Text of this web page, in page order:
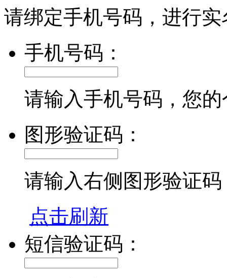
请绑定手机号码，进行
手机号码：
请输入手机号码，您
图形验证码：
请输入右侧图形验证码
点击刷新
短信验证码：